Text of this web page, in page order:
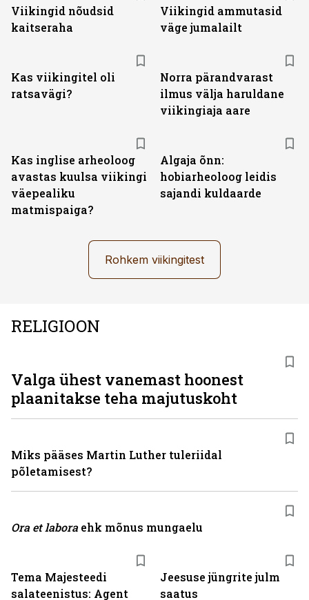
Viikingid nõudsid
kaitseraha
Viikingid ammutasid
väge jumalailt
Kas viikingitel oli
ratsavägi?
Norra pärandvarast
ilmus välja haruldane
viikingiaja aare
Kas inglise arheoloog
avastas kuulsa viikingi
väepealiku
matmispaiga?
Algaja õnn:
hobiarheoloog leidis
sajandi kuldaarde
Rohkem viikingitest
RELIGIOON
Tema Majesteedi
salateenistus: Agent
Jeesuse jüngrite julm
saatus
Valga ühest vanemast hoonest
plaanitakse teha majutuskoht
Miks pääses Martin Luther tuleriidal
põletamisest?
Ora et laboraehk mõnus mungaelu